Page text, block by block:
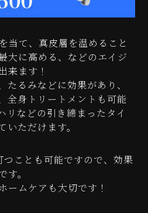
当て、真皮層を温めること
大に高める、などのエイジ
来ます！
たるみなどに効果があり、
全身トリートメントも可能
リなどの引き締まったタイ
いただけます。
ことも可能ですので、効果
。
ームケアも大切です！